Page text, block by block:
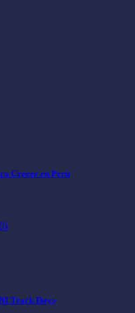
Crecer en Perú
Track Days